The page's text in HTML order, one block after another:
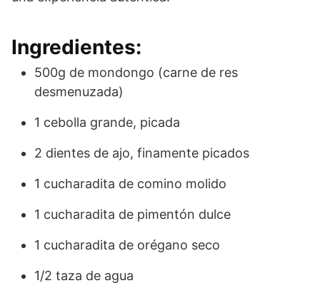
Ingredientes:
500g de mondongo (carne de res
desmenuzada)
1 cebolla grande, picada
2 dientes de ajo, finamente picados
1 cucharadita de comino molido
1 cucharadita de pimentón dulce
1 cucharadita de orégano seco
1/2 taza de agua